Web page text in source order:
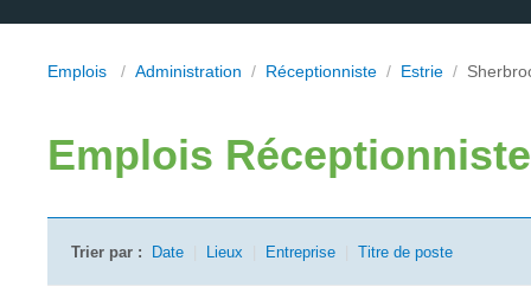
Emplois / Administration / Réceptionniste / Estrie /
Emplois
Trier par : Date Lieux Entreprise Titre de poste